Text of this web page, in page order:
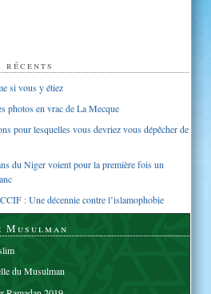
si vous y étiez
photos en vrac de La Mecque
pour lesquelles vous devriez vous dépêcher de
du Niger voient pour la première fois un
: Une décennie contre l’islamophobie
Musulman
du Musulman